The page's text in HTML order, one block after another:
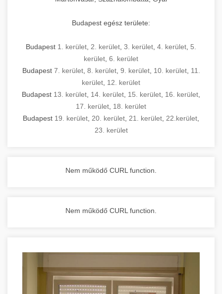
Budapest egész területe:
Budapest 1. kerület 2. kerület 3. kerület 4. kerület 5.
kerület 6. kerület
Budapest 7. kerület, 8. kerület, 9. kerület, 10. kerület, 11.
kerület 12. kerület
Budapest 13. kerület 14. kerület 15. kerület 16. kerület
17. kerület 18. kerület
Budapest 19. kerület 20. kerület 21. kerület 22.kerület
23. kerület
Nem működő CURL function.
Nem működő CURL function.